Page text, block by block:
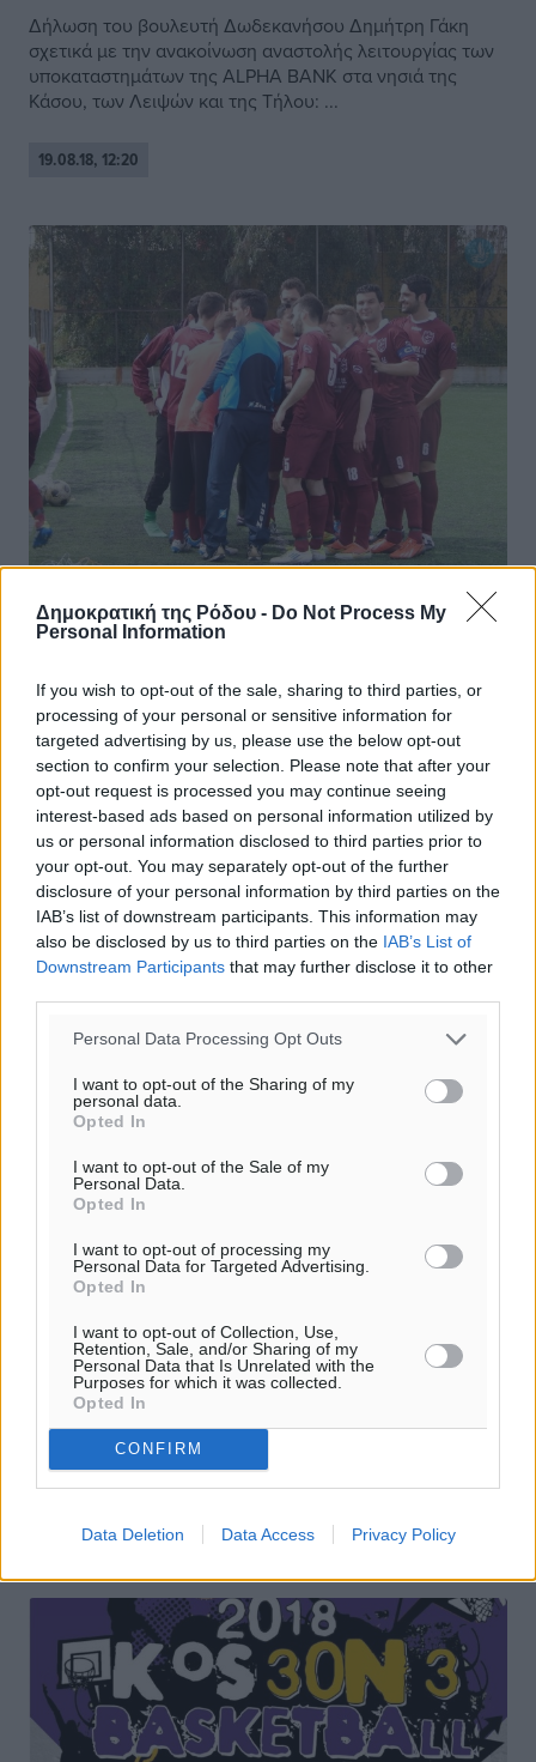
Δημοκρατική της Ρόδου - Do Not Process My
Personal Information
If you wish to opt-out of the sale, sharing to third parties, or
processing of your personal or sensitive information for
targeted advertising by us, please use the below opt-out
section to confirm your selection. Please note that after your
opt-out request is processed you may continue seeing
interest-based ads based on personal information utilized by
us or personal information disclosed to third parties prior to
your opt-out. You may separately opt-out of the further
disclosure of your personal information by third parties on the
IAB’s list of downstream participants. This information may
also be disclosed by us to third parties on the IAB’s List of
Downstream Participants that may further disclose it to other
Personal Data Processing Opt Outs
I want to opt-out of the Sharing of my
personal data.
Opted In
I want to opt-out of the Sale of my
Personal Data.
Opted In
I want to opt-out of processing my
Personal Data for Targeted Advertising.
Opted In
I want to opt-out of Collection, Use,
Retention, Sale, and/or Sharing of my
Personal Data that Is Unrelated with the
Purposes for which it was collected.
Opted In
CONFIRM
Data Deletion Data Access Privacy Policy
Δήλωση του βουλευτή Δωδεκανήσου Δημήτρη Γάκη
σχετικά με την ανακοίνωση αναστολής λειτουργίας των
υποκαταστημάτων της ALPHA BANK στα νησιά της
Κάσου, των Λειψών και της Τήλου: ...
19.08.18, 12:20
Δόξα Ψίνθου: 24/8 η «πρώτη», στις
Την νέα αγωνιστική περίοδο και το πρωτάθλημα της Β’
Κατηγορίας στο οποίο θα συμμετάσχουν, έχουν
ξεκινήσει να σκέφτονται στην ομάδα της Δόξας Ψίνθου.
Οι «βυσσινί» εκτός από τις ...
19.08.18, 11:00
αν…
Το μεσημέρι της Παρασκευής ολοκληρώθηκε η διορία
για τις δηλώσεις συμμετοχής ενόψει του νέου
πρωταθλήματος της Α’ Κατηγορίας της σεζόν 2018-2019.
Ως γνωστόν, ο Καλυμνιακός δεν ...
19.08.18, 10:40